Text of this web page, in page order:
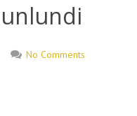
No Comments